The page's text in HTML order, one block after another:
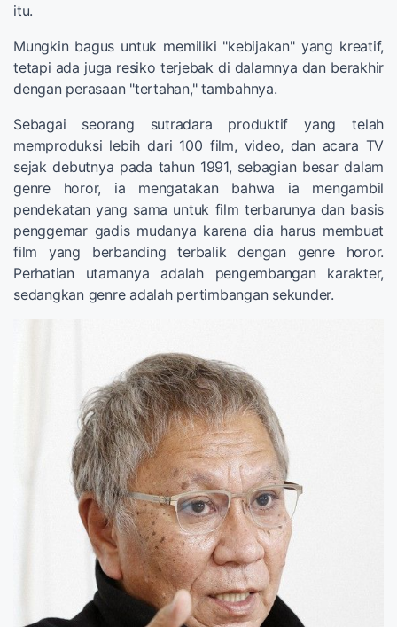
itu.
Mungkin bagus untuk memiliki "kebijakan" yang kreatif,
tetapi ada juga resiko terjebak di dalamnya dan berakhir
dengan perasaan "tertahan," tambahnya.
Sebagai seorang sutradara produktif yang telah
memproduksi lebih dari 100 film, video, dan acara TV
sejak debutnya pada tahun 1991, sebagian besar dalam
genre horor, ia mengatakan bahwa ia mengambil
pendekatan yang sama untuk film terbarunya dan basis
penggemar gadis mudanya karena dia harus membuat
film yang berbanding terbalik dengan genre horor.
Perhatian utamanya adalah pengembangan karakter,
sedangkan genre adalah pertimbangan sekunder.